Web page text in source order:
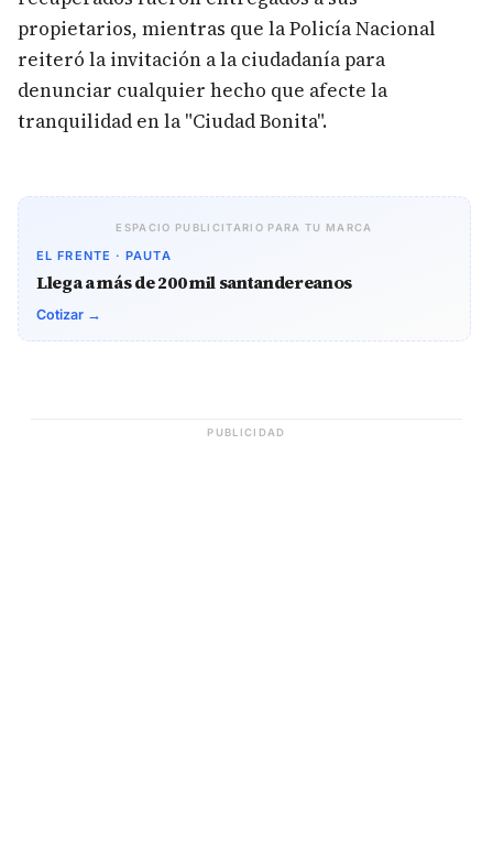
propietarios, mientras que la Policía Nacional
reiteró la invitación a la ciudadanía para
denunciar cualquier hecho que afecte la
tranquilidad en la "Ciudad Bonita".
ESPACIO PUBLICITARIO PARA TU MARCA
EL FRENTE · PAUTA
Llega a más de 200 mil santandereanos
Cotizar →
PUBLICIDAD